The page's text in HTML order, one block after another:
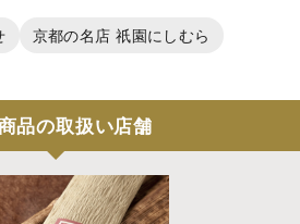
京都の名店 祇園にしむら
品の取扱い店舗